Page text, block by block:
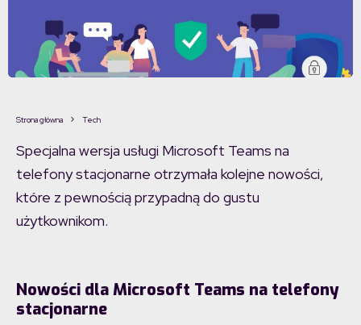
Strona główna Tech
Specjalna wersja usługi Microsoft Teams na
telefony stacjonarne otrzymała kolejne nowości,
które z pewnością przypadną do gustu
użytkownikom.
Nowości dla Microsoft Teams na telefony
stacjonarne